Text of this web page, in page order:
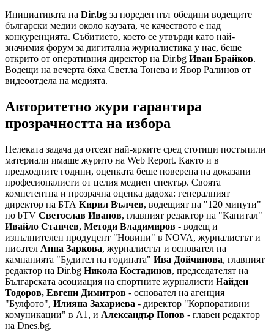
Инициативата на Dir.bg за пореден път обедини водещите
български медии около каузата, че качеството е над
конкуренцията. Събитието, което се утвърди като най-
значимия форум за дигитална журналистика у нас, беше
открито от оперативния директор на Dir.bg Иван Брайков.
Водещи на вечерта бяха Светла Тонева и Явор Ралинов от
видеоотдела на медията.
Авторитетно жури гарантира
прозрачността на избора
Нелеката задача да отсеят най-ярките сред стотици постъпили
материали имаше журито на Web Report. Както и в
предходните години, оценката беше поверена на доказани
професионалисти от целия медиен спектър. Своята
компетентна и прозрачна оценка дадоха: генералният
директор на БТА Кирил Вълчев, водещият на "120 минути"
по bTV Светослав Иванов, главният редактор на "Капитал"
Ивайло Станчев, Методи Владимиров - водещ и
изпълнителен продуцент "Новини" в NOVA, журналистът и
писател Анна Заркова, журналистът и основател на
кампанията "Будител на годината" Ива Дойчинова, главният
редактор на Dir.bg Никола Костадинов, председателят на
Българската асоциация на спортните журналисти Найден
Тодоров, Евгени Димитров - основател на агенция
"Булфото", Илияна Захариева - директор "Корпоративни
комуникации" в А1, и Александър Попов - главен редактор
на Dnes.bg.